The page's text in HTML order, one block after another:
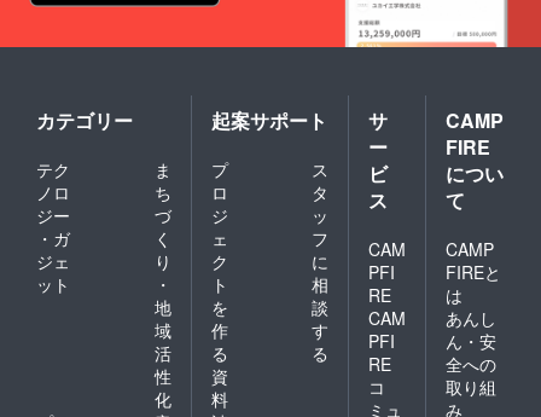
カテゴリー
テク
ノロ
ジー
・ガ
ジェ
ット
ま
ち
づ
く
り
・
地
域
活
性
化
起案サポート
プ
ロ
ジ
ェ
ク
ト
を
作
る
ス
タ
ッ
フ
に
相
談
す
る
資
料
サ
ー
ビ
ス
CAM
PFI
RE
CAM
PFI
RE
コ
ミュ
CAMP
FIRE
につい
て
CAMP
FIREと
は
あんし
ん・安
全への
取り組
み